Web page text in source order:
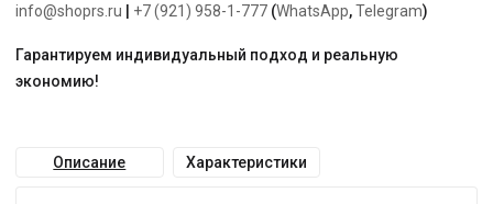
info@shoprs.ru +7 (921) 958-1-777 (WhatsApp,Telegram)
Гарантируем индивидуальный подход и реальную
экономию!
Описание Характеристики